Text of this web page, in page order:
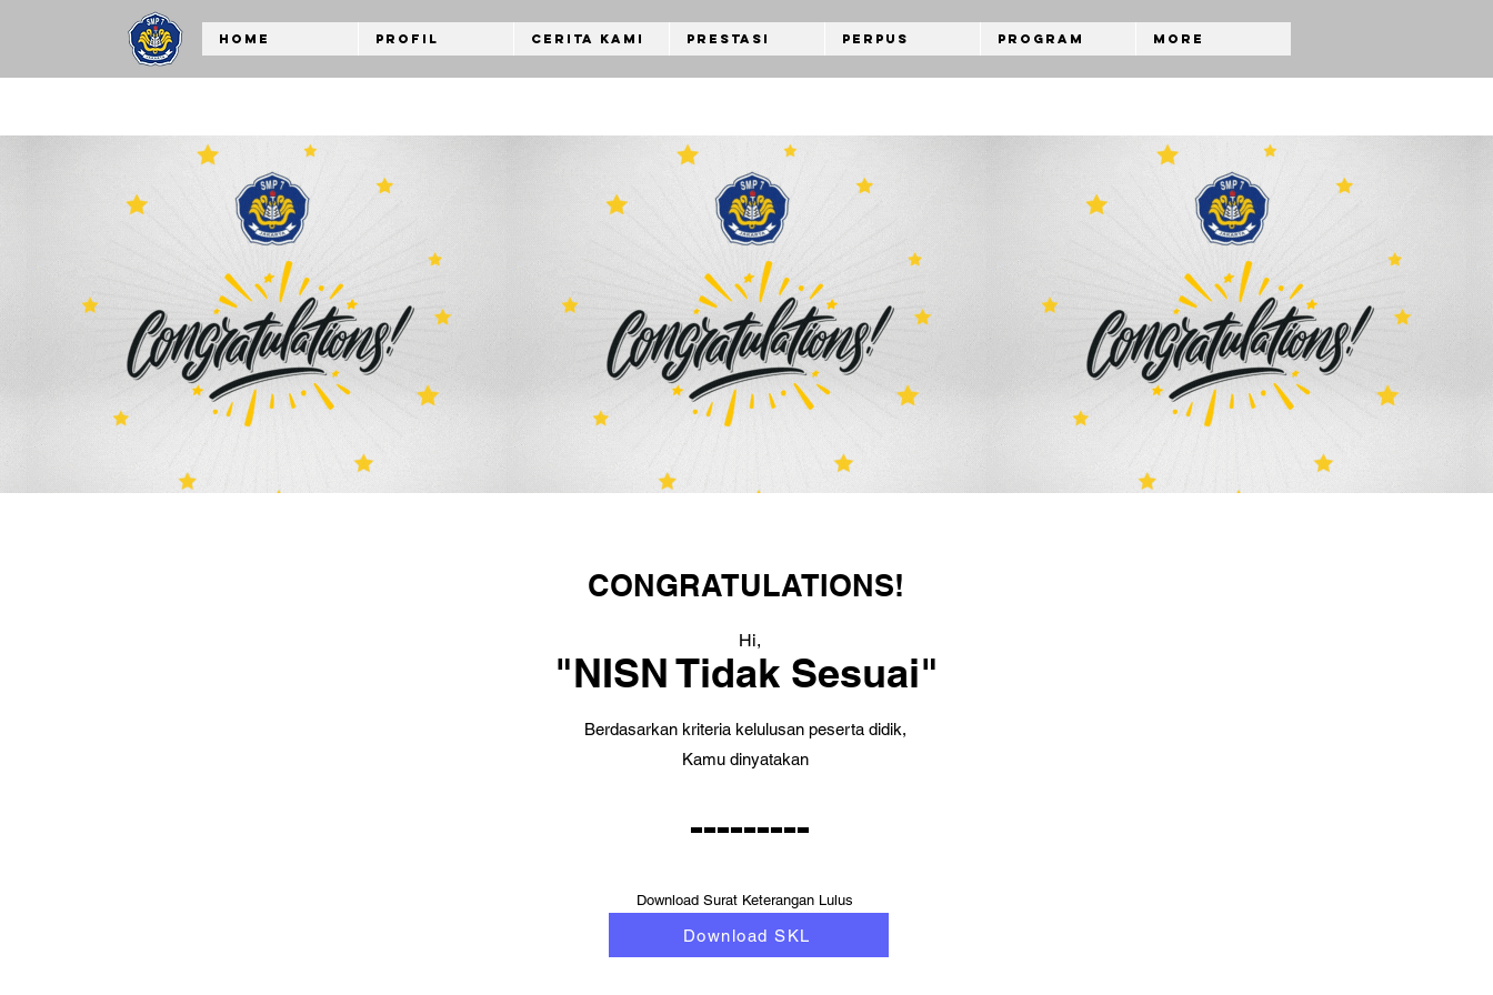
Home Profil Cerita Kami Prestasi Perpus Program More
CONGRATULATIONS!
Hi,
"NISN Tidak Sesuai"
Berdasarkan kriteria kelulusan peserta didik,
Kamu dinyatakan
---------
Download Surat Keterangan Lulus
Download SKL